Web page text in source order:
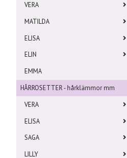
VERA
MATILDA
ELISA
ELIN
EMMA
HÅRROSETTER - hårklämmor mm
VERA
ELISA
SAGA
LILLY